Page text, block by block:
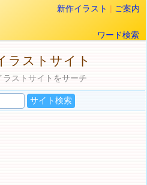
新作イラスト | ご案内
ワード検索
ラストサイト
ストサイトをサーチ